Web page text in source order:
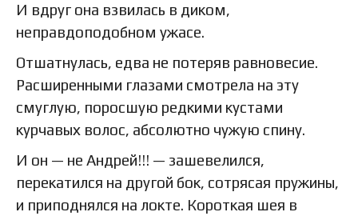
И вдруг она взвилась в диком,
неправдоподобном ужасе.
Отшатнулась, едва не потеряв равновесие.
Расширенными глазами смотрела на эту
смуглую, поросшую редкими кустами
курчавых волос, абсолютно чужую спину.
И он — не Андрей!!! — зашевелился,
перекатился на другой бок, сотрясая пружины,
и приподнялся на локте. Короткая шея в